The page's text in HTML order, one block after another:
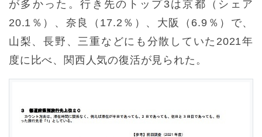
が多かった。行き先のトップ3は京都（シェア
20.1％）、奈良（17.2％）、大阪（6.9％）で、
山梨、長野、三重などにも分散していた2021年
度に比べ、関西人気の復活が見られた。